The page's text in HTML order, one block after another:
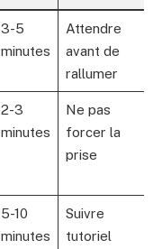
3-5
minutes
Attendre
avant de
rallumer
2-3
minutes
Ne pas
forcer la
prise
5-10
minutes
Suivre
tutoriel